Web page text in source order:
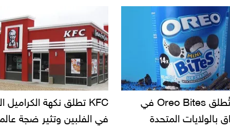
KFC تطلق نكهة الكراميل المملح
وتثير ضجة عالمية
دعوات للتحقيق في أسباب
سحب بعض ألبان